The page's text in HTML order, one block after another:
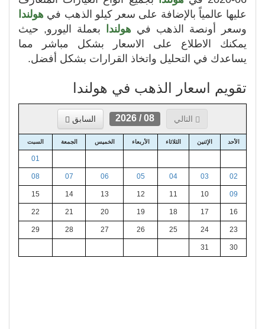
عليها عالمياً بالإضافة على سعر كيلو الذهب في هولندا
وسعر أونصة الذهب في هولندا
بعملة اليورو, حيث
يمكنك الاطلاع على الاسعار بشكل مباشر مما
يساعدك في التحليل واتخاذ القرارات بشكل أفضل.
تقويم اسعار الذهب في هولندا
التالي 08 / 2026 السابق
الأحد الإثنين الثلاثاء الأربعاء الخميس الجمعة السبت
01
02
03
04
05
06
07
08
09
10
11
12
13
14
15
16
17
18
19
20
21
22
23
24
25
26
27
28
29
30
31